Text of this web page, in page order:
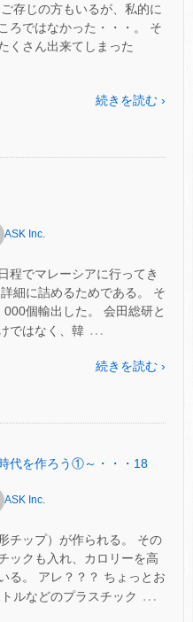
存じの方もいるが、私的に
ろではなかった・・・。 そ
くさん出来てしまった
続きを読む ›
ASK Inc.
程でマレーシアに行ってき
細に詰めるためである。 そ
個輸出した。 会田総研と
ではなく、韓 …
続きを読む ›
代を作ろう①～・・・18
ASK Inc.
チップ）が作られる。 その
ックも入れ、カロリーを高
る。 アレ？？？ ちょっとお
ルなどのプラスチック …